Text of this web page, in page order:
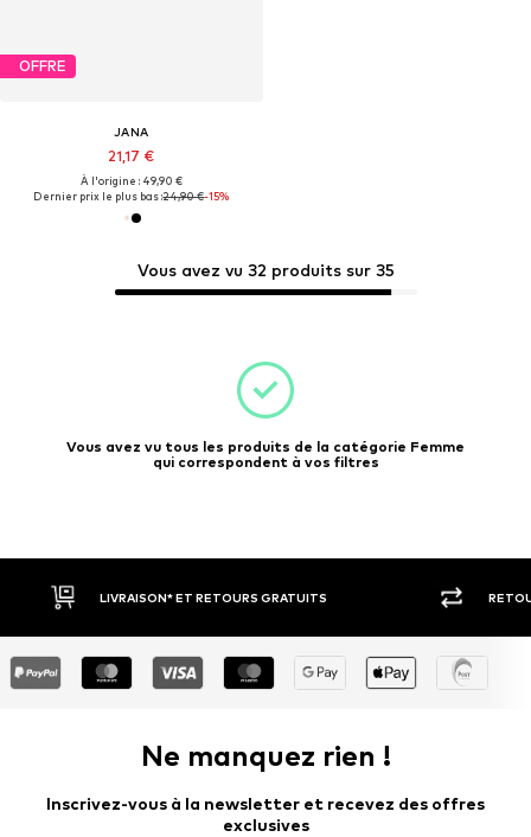
Vous avez vu 32 produits sur 35
OFFRE
JANA
21,17 €
À l'origine : 49,90 €
Dernier prix le plus bas :24,90 €-15%
Vous avez vu tous les produits de la catégorie Femme
qui correspondent à vos filtres
RETOUR SOUS 30 JOURS LARGE
Ne manquez rien !
Inscrivez-vous à la newsletter et recevez des offres
exclusives